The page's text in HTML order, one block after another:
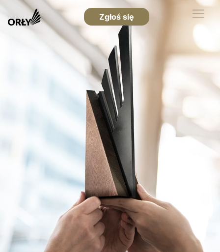
Zgłoś się